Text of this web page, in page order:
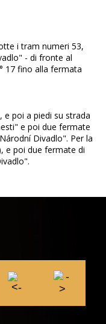
i tram numeri 53,
- di fronte al
17 fino alla fermata
e poi a piedi su strada
e poi due fermate
Divadlo". Per la
e poi due fermate di